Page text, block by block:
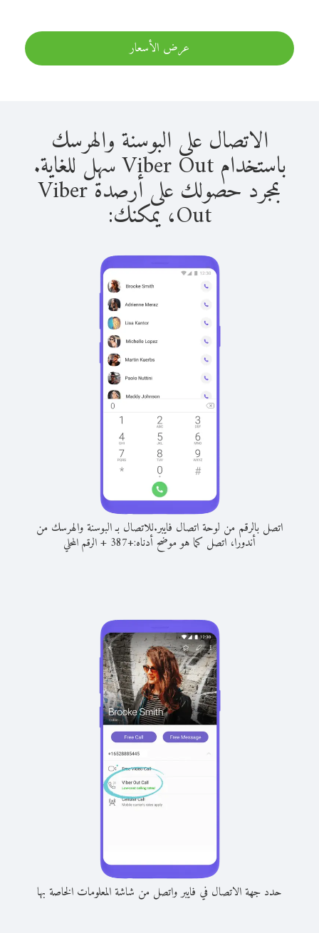
عرض الأسعار
الاتصال على البوسنة والهرسك
باستخدام Viber Out سهل للغاية.
بمجرد حصولك على أرصدة Viber
Out، يمكنك:
اتصل بالرقم من لوحة اتصال فايبر.للاتصال بـ البوسنة والهرسك من
أندورا، اتصل كما هو موضح أدناه:+
387
+الرقم المحلي
حدد جهة الاتصال في فايبر واتصل من شاشة المعلومات الخاصة بها